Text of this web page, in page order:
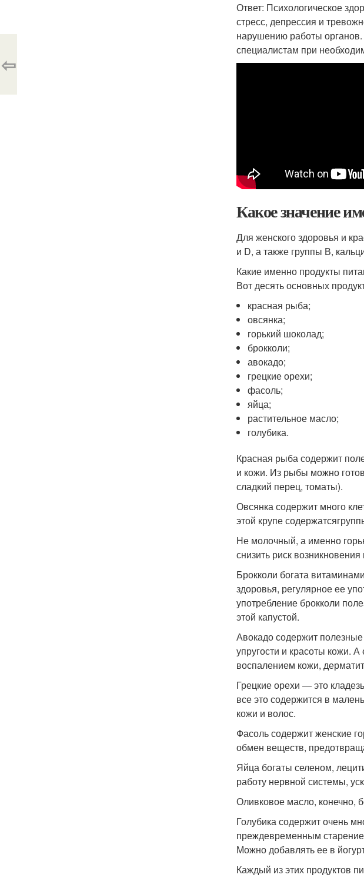
Ответ: Психологическое
стресс, депрессия и
нарушению работы
специалистам при
Какое значение
Для женского здоровья и
и D, а также группы В,
Какие именно продукты
Вот десять основных
красная рыба;
овсянка;
горький шоколад;
брокколи;
авокадо;
грецкие орехи;
фасоль;
яйца;
растительное масло;
голубика.
Красная рыба содержит
и кожи. Из рыбы можно
сладкий перец, томаты).
Овсянка содержит много
этой крупе
Не молочный, а именно
снизить риск
Брокколи богата
здоровья, регулярное ее
употребление брокколи
этой капустой.
Авокадо содержит
упругости и красоты кожи.
воспалением кожи,
Грецкие орехи — это
все это содержится в
кожи и волос.
Фасоль содержит женские
обмен веществ,
Яйца богаты селеном,
работу нервной системы,
Оливковое масло, конечно,
Голубика содержит очень
преждевременным
Можно добавлять ее в
Каждый из этих продуктов
⇦